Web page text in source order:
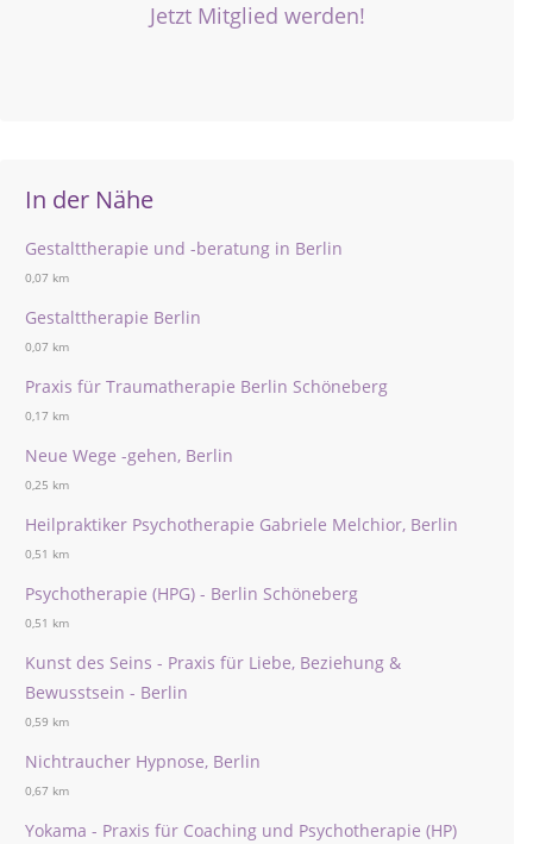
Jetzt Mitglied werden!
In der Nähe
Gestalttherapie und -beratung in Berlin
0,07 km
Gestalttherapie Berlin
0,07 km
Praxis für Traumatherapie Berlin Schöneberg
0,17 km
Neue Wege -gehen, Berlin
0,25 km
Heilpraktiker Psychotherapie Gabriele Melchior, Berlin
0,51 km
Psychotherapie (HPG) - Berlin Schöneberg
0,51 km
Kunst des Seins - Praxis für Liebe, Beziehung &
Bewusstsein - Berlin
0,59 km
Nichtraucher Hypnose, Berlin
0,67 km
Yokama - Praxis für Coaching und Psychotherapie (HP)